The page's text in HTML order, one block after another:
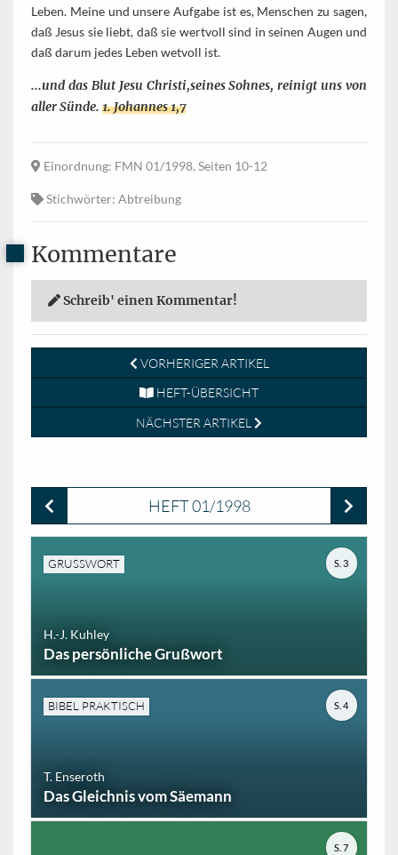
Leben. Meine und unsere Aufgabe ist es, Menschen zu sagen,
daß Jesus sie liebt, daß sie wertvoll sind in seinen Augen und
daß darum jedes Leben wetvoll ist.
...und das Blut Jesu Christi,seines Sohnes, reinigt uns von
aller Sünde. 1. Johannes 1,7
Einordnung: FMN 01/1998, Seiten 10-12
Stichwörter: Abtreibung
Kommentare
Schreib' einen Kommentar!
VORHERIGER ARTIKEL
HEFT-ÜBERSICHT
NÄCHSTER ARTIKEL
HEFT 01/1998
GRUSSWORT
H.-J. Kuhley
Das persönliche Grußwort
S. 3
BIBEL PRAKTISCH
T. Enseroth
Das Gleichnis vom Säemann
S. 4
S. 7